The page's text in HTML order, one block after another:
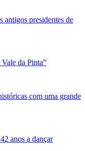
antigos presidentes de
da Pinta”
com uma grande
anos a dançar